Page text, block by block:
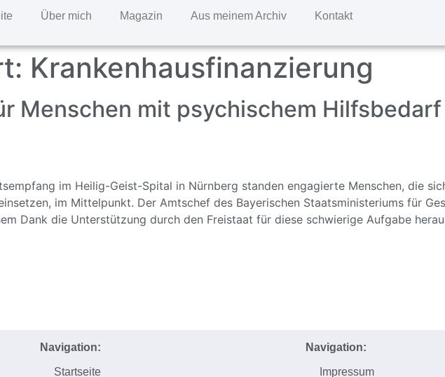
Über mich Magazin Aus meinem Archiv Kontakt
Krankenhausfinanzierung
Menschen mit psychischem
im Heilig-Geist-Spital in Nürnberg standen engagierte Menschen, die
im Mittelpunkt. Der Amtschef des Bayerischen Staatsministeriums für
Dank die Unterstützung durch den Freistaat für diese schwierige Aufgabe
Navigation:
Startseite
Navigation:
Impressum